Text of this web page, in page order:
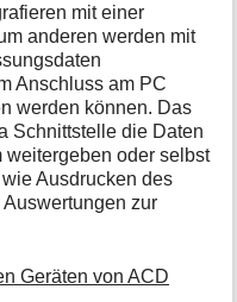
mit einer
anderen werden mit
Anschluss am PC
werden können. Das
Schnittstelle die Daten
oder selbst
Ausdrucken des
zur
Geräten von ACD